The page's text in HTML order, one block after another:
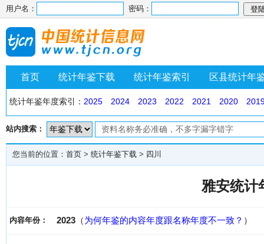
用户名： 密码：
首页 统计年鉴下载 统计年鉴索引 区县统计年
统计年鉴年度索引： 2025 2024 2023 2022 2021 2020
站内搜索：
您当前的位置： 首页 > 统计年鉴下载 > 四川
雅安统计
内容年份： 2023 （为何年鉴的内容年度跟名称年度不一致？ ）